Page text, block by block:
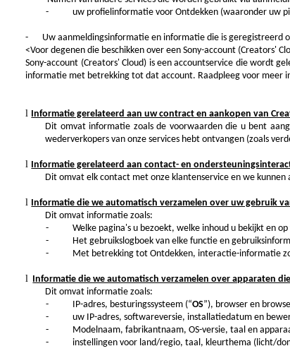
-
uw profielinformatie voor Ontdekken (waaronder uw
-
Uw aanmeldingsinformatie en informatie die is geregistreerd
<Voor degenen die beschikken over een Sony-account (Creators'
Sony-account (Creators' Cloud) is een accountservice die wordt
informatie met betrekking tot dat account. Raadpleeg voor meer
l Informatie gerelateerd aan uw contract en aankopen van
Dit omvat informatie zoals de voorwaarden die u bent
wederverkopers van onze services hebt ontvangen (zoals
l Informatie gerelateerd aan contact- en
Dit omvat elk contact met onze klantenservice en we
l Informatie die we automatisch verzamelen over uw gebruik
Dit omvat informatie zoals:
-
Welke pagina's u bezoekt, welke inhoud u bekijkt en
-
Het gebruikslogboek van elke functie en
-
Met betrekking tot Ontdekken, interactie-informatie
l Informatie die we automatisch verzamelen over apparaten
Dit omvat informatie zoals:
-
IP-adres, besturingssysteem (“OS”), browser en
-
uw IP-adres, softwareversie, installatiedatum en
-
Modelnaam, fabrikantnaam, OS-versie, taal en
-
instellingen voor land/regio, taal, kleurthema (licht/